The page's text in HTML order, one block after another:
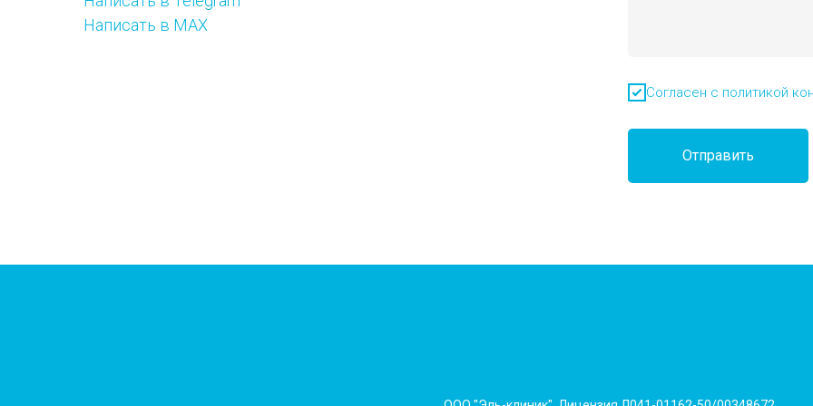
Написать в MAX
Согласен с политикой
Отправить